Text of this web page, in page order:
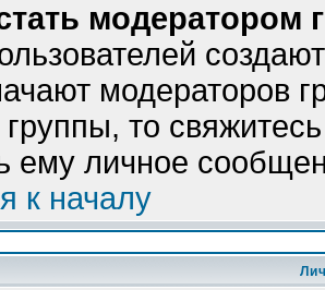
модератором
модераторов
группы, то
ему личное
к началу